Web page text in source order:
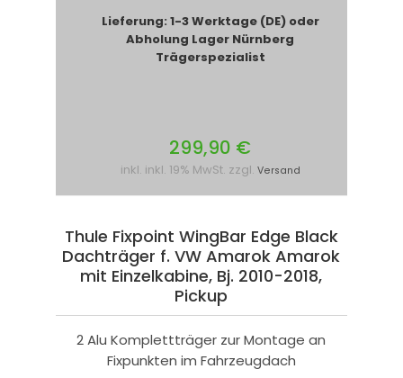
Lieferung: 1-3 Werktage (DE) oder
Abholung Lager Nürnberg
Trägerspezialist
299,90 €
inkl. inkl. 19% MwSt. zzgl. Versand
Thule Fixpoint WingBar Edge Black
Dachträger f. VW Amarok Amarok
mit Einzelkabine, Bj. 2010-2018,
Pickup
2 Alu Komplettträger zur Montage an
Fixpunkten im Fahrzeugdach